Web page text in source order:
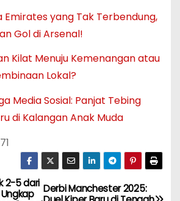
Emirates yang Tak Terbendung,
Gol di Arsenal!
Kilat Menuju Kemenangan atau
Lokal?
Media Sosial: Panjat Tebing
di Kalangan Anak Muda
Derbi Manchester 2025:
2-5 dari